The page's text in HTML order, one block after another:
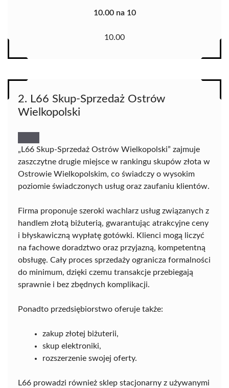
10.00 na 10
10.00
2. L66 Skup-Sprzedaż Ostrów
Wielkopolski
„L66 Skup-Sprzedaż Ostrów Wielkopolski” zajmuje
zaszczytne drugie miejsce w rankingu skupów złota w
Ostrowie Wielkopolskim, co świadczy o wysokim
poziomie świadczonych usług oraz zaufaniu klientów.
Firma proponuje szeroki wachlarz usług związanych z
handlem złotą biżuterią, gwarantując atrakcyjne ceny
i błyskawiczną wypłatę gotówki. Klienci mogą liczyć
na fachowe doradztwo oraz przyjazną, kompetentną
obsługę. Cały proces sprzedaży ogranicza formalności
do minimum, dzięki czemu transakcje przebiegają
sprawnie i bez zbędnych komplikacji.
Ponadto przedsiębiorstwo oferuje także:
zakup złotej biżuterii,
skup elektroniki,
rozszerzenie swojej oferty.
L66 prowadzi również sklep stacjonarny z używanymi